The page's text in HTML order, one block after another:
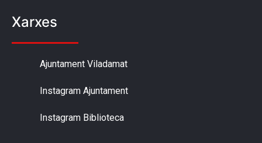
Xarxes
Ajuntament Viladamat
Instagram Ajuntament
Instagram Biblioteca